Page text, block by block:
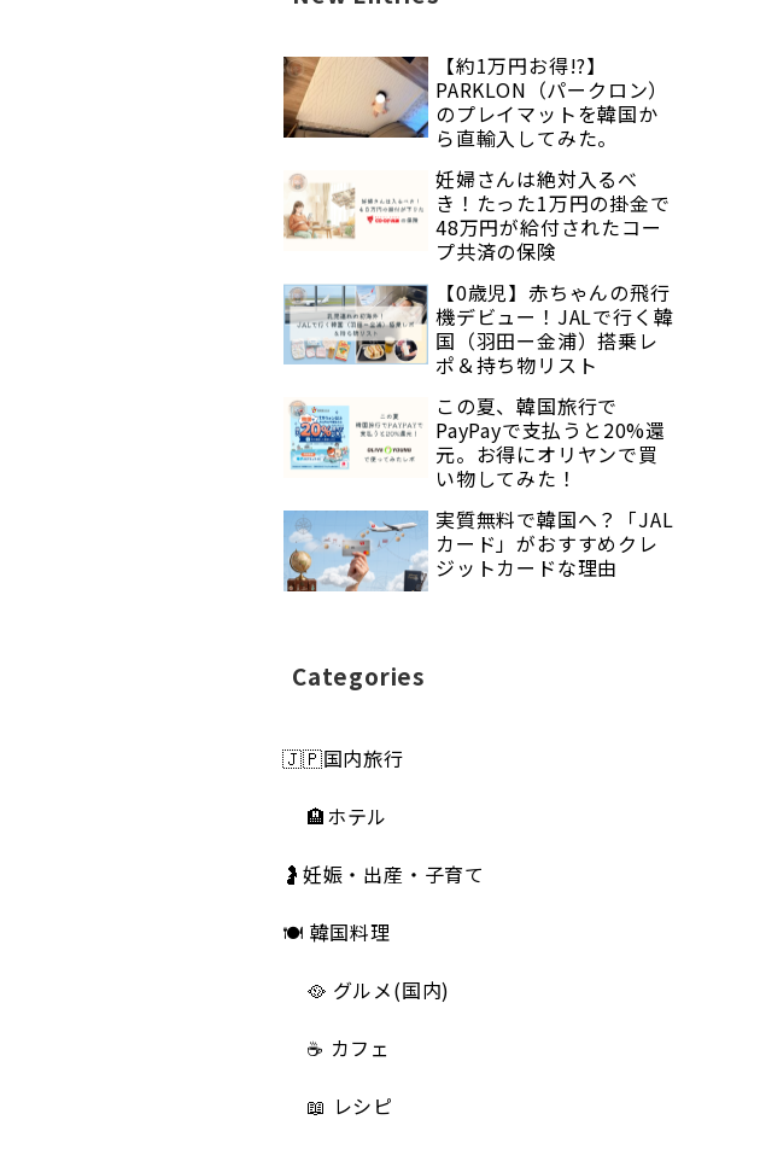
【約1万円お得!?】
PARKLON（パークロン）
のプレイマットを韓国か
ら直輸入してみた。
妊婦さんは絶対入るべ
き！たった1万円の掛金で
48万円が給付されたコー
プ共済の保険
【0歳児】赤ちゃんの飛行
機デビュー！JALで行く韓
国（羽田ー金浦）搭乗レ
ポ＆持ち物リスト
この夏、韓国旅行で
PayPayで支払うと20%還
元。お得にオリヤンで買
い物してみた！
実質無料で韓国へ？「JAL
カード」がおすすめクレ
ジットカードな理由
Categories
🇯🇵国内旅行
🏨ホテル
🤰妊娠・出産・子育て
🍽 韓国料理
🥘 グルメ(国内)
☕️ カフェ
📖 レシピ